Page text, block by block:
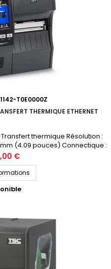
T0E0000Z
THERMIQUE ETHERNET
Transfert thermique Résolution :
(4.09 pouces) Connectique :
public (avant remise) : 1594€ HT
La ZT410 est remplacée par la
ZT411
€